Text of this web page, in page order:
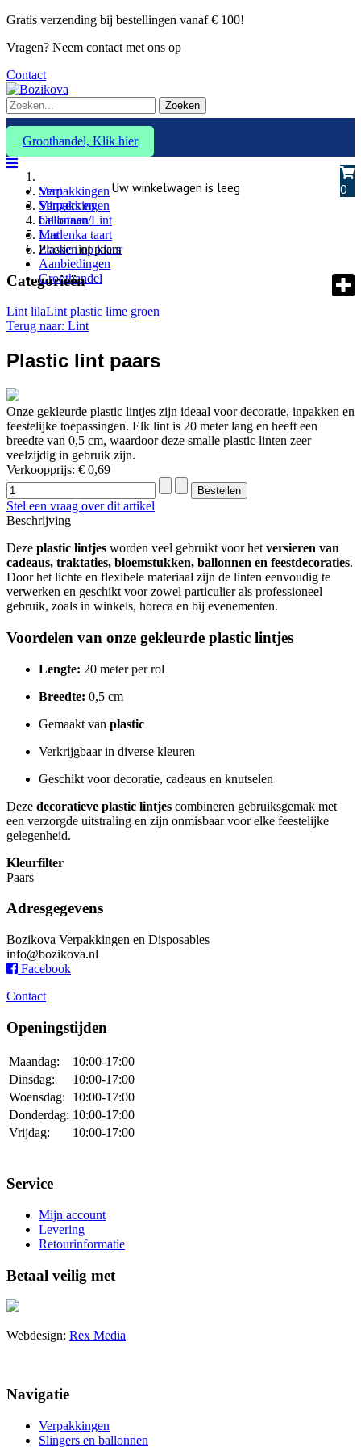
Gratis verzending bij bestellingen vanaf € 100!
Vragen? Neem contact met ons op
Contact
Zoeken
Groothandel, Klik hier
0
Uw winkelwagen is leeg
Verpakkingen
Slingers en
ballonnen
Marlenka taart
Zoeken op kleur
Aanbiedingen
Groothandel
Start
Verpakkingen
Cellofaan/Lint
Lint
Plastic lint paars
Categorieën
Lint lilaLint plastic lime groen
Terug naar: Lint
Plastic lint paars
Onze gekleurde plastic lintjes zijn ideaal voor decoratie, inpakken en
feestelijke toepassingen. Elk lint is 20 meter lang en heeft een
breedte van 0,5 cm, waardoor deze smalle plastic linten zeer
veelzijdig in gebruik zijn.
Verkoopprijs: € 0,69
Stel een vraag over dit artikel
Beschrijving
Deze plastic lintjes worden veel gebruikt voor het versieren van
cadeaus, traktaties, bloemstukken, ballonnen en feestdecoraties.
Door het lichte en flexibele materiaal zijn de linten eenvoudig te
verwerken en geschikt voor zowel particulier als professioneel
gebruik, zoals in winkels, horeca en bij evenementen.
Voordelen van onze gekleurde plastic lintjes
Lengte: 20 meter per rol
Breedte: 0,5 cm
Gemaakt van plastic
Verkrijgbaar in diverse kleuren
Geschikt voor decoratie, cadeaus en knutselen
Deze decoratieve plastic lintjes combineren gebruiksgemak met
een verzorgde uitstraling en zijn onmisbaar voor elke feestelijke
gelegenheid.
Kleurfilter
Paars
Adresgegevens
Bozikova Verpakkingen en Disposables
info@bozikova.nl
Facebook
Contact
Openingstijden
Maandag:
10:00-17:00
Dinsdag:
10:00-17:00
Woensdag:
10:00-17:00
Donderdag: 10:00-17:00
Vrijdag:
10:00-17:00
Service
Mijn account
Levering
Retourinformatie
Betaal veilig met
Webdesign: Rex Media
Navigatie
Verpakkingen
Slingers en ballonnen